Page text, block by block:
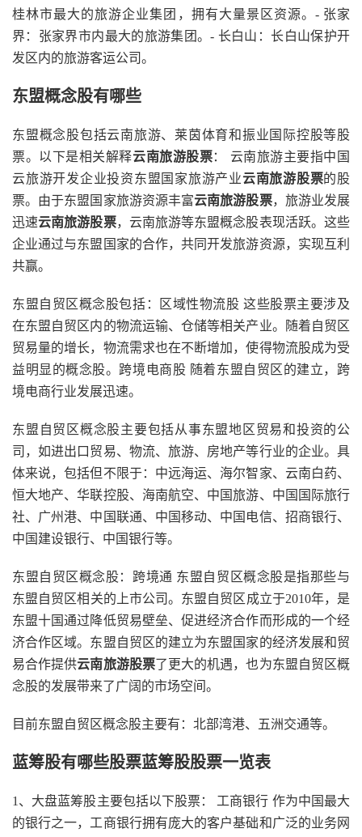
桂林市最大的旅游企业集团，拥有大量景区资源。- 张家
界：张家界市内最大的旅游集团。- 长白山：长白山保护开
发区内的旅游客运公司。
东盟概念股有哪些
东盟概念股包括云南旅游、莱茵体育和振业国际控股等股
票。以下是相关解释云南旅游股票： 云南旅游主要指中国
云旅游开发企业投资东盟国家旅游产业云南旅游股票的股
票。由于东盟国家旅游资源丰富云南旅游股票，旅游业发展
迅速云南旅游股票，云南旅游等东盟概念股表现活跃。这些
企业通过与东盟国家的合作，共同开发旅游资源，实现互利
共赢。
东盟自贸区概念股包括：区域性物流股 这些股票主要涉及
在东盟自贸区内的物流运输、仓储等相关产业。随着自贸区
贸易量的增长，物流需求也在不断增加，使得物流股成为受
益明显的概念股。跨境电商股 随着东盟自贸区的建立，跨
境电商行业发展迅速。
东盟自贸区概念股主要包括从事东盟地区贸易和投资的公
司，如进出口贸易、物流、旅游、房地产等行业的企业。具
体来说，包括但不限于：中远海运、海尔智家、云南白药、
恒大地产、华联控股、海南航空、中国旅游、中国国际旅行
社、广州港、中国联通、中国移动、中国电信、招商银行、
中国建设银行、中国银行等。
东盟自贸区概念股：跨境通 东盟自贸区概念股是指那些与
东盟自贸区相关的上市公司。东盟自贸区成立于2010年，是
东盟十国通过降低贸易壁垒、促进经济合作而形成的一个经
济合作区域。东盟自贸区的建立为东盟国家的经济发展和贸
易合作提供云南旅游股票了更大的机遇，也为东盟自贸区概
念股的发展带来了广阔的市场空间。
目前东盟自贸区概念股主要有：北部湾港、五洲交通等。
蓝筹股有哪些股票蓝筹股股票一览表
1、大盘蓝筹股主要包括以下股票： 工商银行 作为中国最大
的银行之一，工商银行拥有庞大的客户基础和广泛的业务网